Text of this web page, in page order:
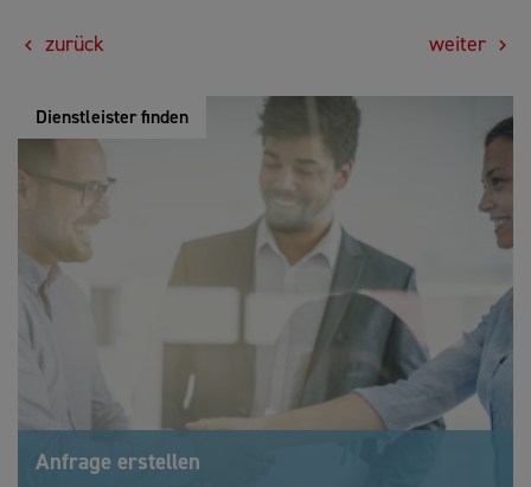
zurück weiter
Dienstleister finden
Anfrage erstellen